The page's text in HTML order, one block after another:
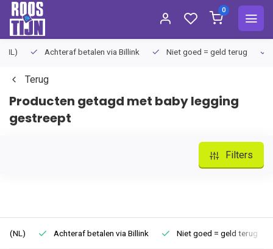
0
Achteraf betalen via Billink Niet goed = geld terug
Terug
Producten getagd met baby legging
gestreept
Filters
Achteraf betalen via Billink Niet goed = geld terug